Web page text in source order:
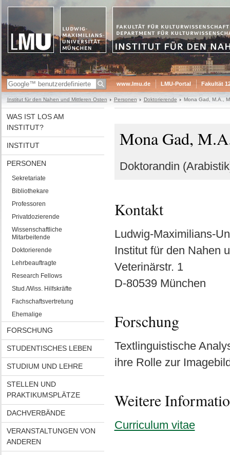
www.lmu.de LMU-Portal Fakultät
Institut für den Nahen und Mittleren Osten Personen Doktorierende Mona Gad, M.A.,
WAS IST LOS AM
INSTITUT?
INSTITUT
PERSONEN
Sekretariate
Bibliothekare
Professoren
Privatdozierende
Wissenschaftliche
Mitarbeitende
Doktorierende
Lehrbeauftragte
Research Fellows
Stud./Wiss. Hilfskräfte
Fachschaftsvertretung
Ehemalige
FORSCHUNG
STUDENTISCHES LEBEN
STUDIUM UND LEHRE
STELLEN UND
PRAKTIKUMSPLÄTZE
DACHVERBÄNDE
VERANSTALTUNGEN VON
ANDEREN
Mona Gad,
Doktorandin
Kontakt
Ludwig-Maximilians-
Institut für den Nahen
Veterinärstr. 1
D-80539 München
Forschung
Textlinguistische
ihre Rolle zur
Weitere
Curriculum vitae